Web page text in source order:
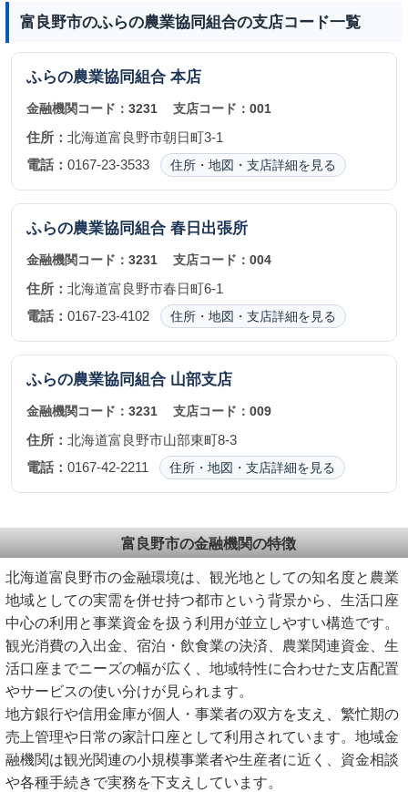
富良野市のふらの農業協同組合の支店コード一覧
ふらの農業協同組合 本店
金融機関コード： 3231 支店コード：001
住所： 北海道富良野市朝日町3-1
電話： 0167-23-3533 住所・地図・支店詳細を見る
ふらの農業協同組合 春日出張所
金融機関コード： 3231 支店コード：004
住所： 北海道富良野市春日町6-1
電話： 0167-23-4102 住所・地図・支店詳細を見る
ふらの農業協同組合 山部支店
金融機関コード： 3231 支店コード：009
住所： 北海道富良野市山部東町8-3
電話： 0167-42-2211 住所・地図・支店詳細を見る
富良野市の金融機関の特徴
北海道富良野市の金融環境は、観光地としての知名度と農業
地域としての実需を併せ持つ都市という背景から、生活口座
中心の利用と事業資金を扱う利用が並立しやすい構造です。
観光消費の入出金、宿泊・飲食業の決済、農業関連資金、生
活口座までニーズの幅が広く、地域特性に合わせた支店配置
やサービスの使い分けが見られます。
地方銀行や信用金庫が個人・事業者の双方を支え、繁忙期の
売上管理や日常の家計口座として利用されています。地域金
融機関は観光関連の小規模事業者や生産者に近く、資金相談
や各種手続きで実務を下支えしています。